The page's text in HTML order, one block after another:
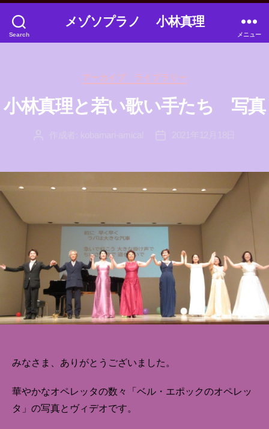
Search
メゾソプラノ 小林真理
メニュー
カ
テ
ゴ
リ
アーカイブ ライブラリー
小林真理と若い歌い手たち 写真
みなさま、ありがとうございました。
華やかなオペレッタの数々「ベル・エポックのオペレッ
タ」の写真とヴィデオです。